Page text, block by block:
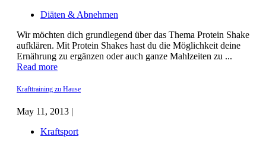
Diäten & Abnehmen
Wir möchten dich grundlegend über das Thema Protein Shake
aufklären. Mit Protein Shakes hast du die Möglichkeit deine
Ernährung zu ergänzen oder auch ganze Mahlzeiten zu ...
Read more
Krafttraining zu Hause
May 11, 2013 |
Kraftsport